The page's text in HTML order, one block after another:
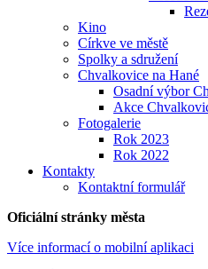
Kino
Církve ve městě
Spolky a sdružení
Chvalkovice na Hané
Osadní výbor
Akce
Fotogalerie
Rok 2023
Rok 2022
Kontakty
Kontaktní formulář
Oficiální stránky města
Více informací o mobilní aplikaci